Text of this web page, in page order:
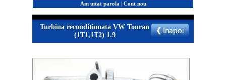
Am uitat parola | Cont nou
Turbina reconditionata VW Touran
(1T1,1T2) 1.9